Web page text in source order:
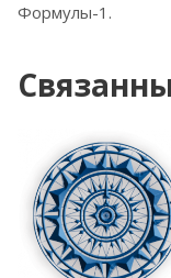
Формулы-1.